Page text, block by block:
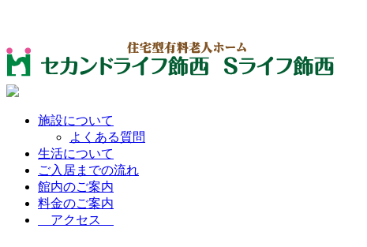
施設について
よくある質問
生活について
ご入居までの流れ
館内のご案内
料金のご案内
アクセス